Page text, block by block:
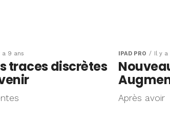
a 9 ans
traces discrètes
IPAD PRO Il y a
Après avoir